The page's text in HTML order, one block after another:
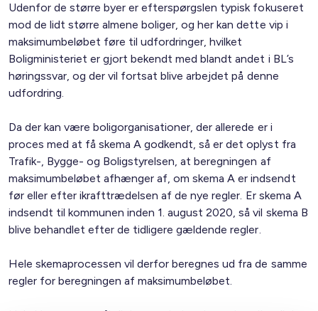
Udenfor de større byer er efterspørgslen typisk fokuseret
mod de lidt større almene boliger, og her kan dette vip i
maksimumbeløbet føre til udfordringer, hvilket
Boligministeriet er gjort bekendt med blandt andet i BL’s
høringssvar, og der vil fortsat blive arbejdet på denne
udfordring.
Da der kan være boligorganisationer, der allerede er i
proces med at få skema A godkendt, så er det oplyst fra
Trafik-, Bygge- og Boligstyrelsen, at beregningen af
maksimumbeløbet afhænger af, om skema A er indsendt
før eller efter ikrafttrædelsen af de nye regler. Er skema A
indsendt til kommunen inden 1. august 2020, så vil skema B
blive behandlet efter de tidligere gældende regler.
Hele skemaprocessen vil derfor beregnes ud fra de samme
regler for beregningen af maksimumbeløbet.